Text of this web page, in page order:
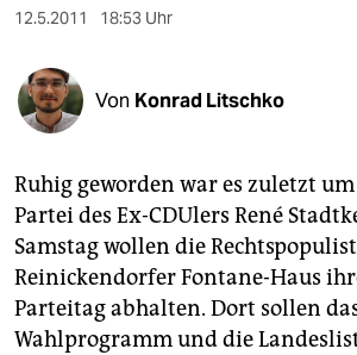
kultur
sport
berlin
nord
wahrheit
verlag
verlag
12.5.2011 18:53 Uhr
Von Konrad Litschko
Ruhig geworden war es zuletzt
Partei des Ex-CDUlers René
Samstag wollen die
Reinickendorfer Fontane-Haus
Parteitag abhalten. Dort sollen
Wahlprogramm und die